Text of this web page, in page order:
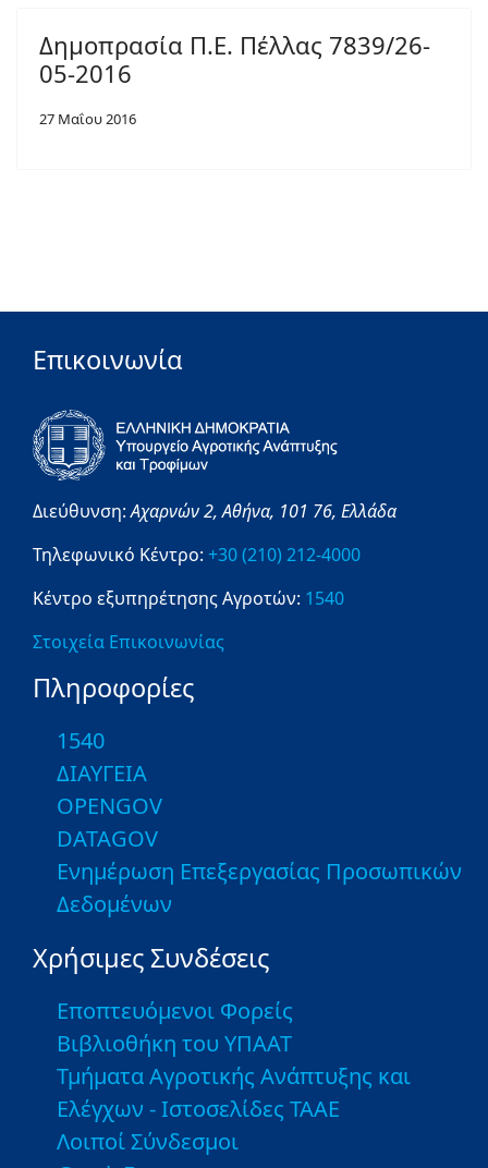
Δημοπρασία Π.Ε. Πέλλας 7839/26-
05-2016
27 Μαΐου 2016
Επικοινωνία
Διεύθυνση:Αχαρνών 2,Αθήνα, 101 76, Ελλάδα
Τηλεφωνικό Κέντρο: +30 (210) 212-4000
Κέντρο εξυπηρέτησης Αγροτών: 1540
Στοιχεία Επικοινωνίας
Πληροφορίες
1540
ΔΙΑΥΓΕΙΑ
OPENGOV
DATAGOV
Ενημέρωση Επεξεργασίας Προσωπικών
Δεδομένων
Χρήσιμες Συνδέσεις
Εποπτευόμενοι Φορείς
Βιβλιοθήκη του ΥΠΑΑΤ
Τμήματα Αγροτικής Ανάπτυξης και
Ελέγχων - Ιστοσελίδες ΤΑΑΕ
Λοιποί Σύνδεσμοι